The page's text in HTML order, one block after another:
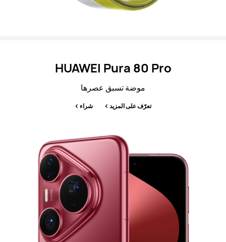
HUAWEI Pura 80 Pro
موضة تسبق عصرها
تعرّف على المزيد شراء